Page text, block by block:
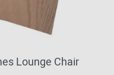
Lounge Chair